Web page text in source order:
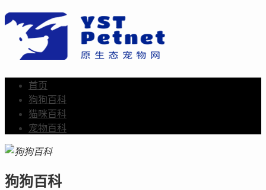
首页
狗狗百科
猫咪百科
宠物百科
狗狗百科